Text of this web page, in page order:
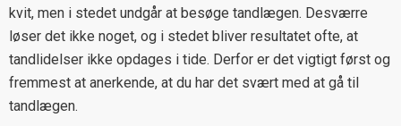
kvit, men i stedet undgår at besøge tandlægen. Desværre
løser det ikke noget, og i stedet bliver resultatet ofte, at
tandlidelser ikke opdages i tide. Derfor er det vigtigt først og
fremmest at anerkende, at du har det svært med at gå til
tandlægen.